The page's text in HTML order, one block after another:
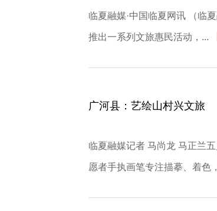
临夏融媒·中国临夏网讯 （临
推出一系列文旅惠民活动，...
广河县：艺绘山村兴文旅
临夏融媒记者 马尚龙 马正兰
愿者手执画笔专注描摹、着色